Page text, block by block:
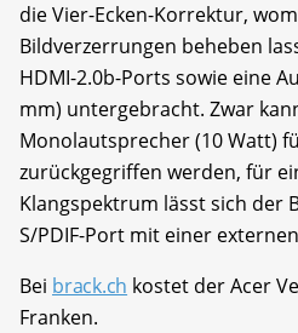
die Vier-Ecken-Korrektur,
Bildverzerrungen beheben
HDMI-2.0b-Ports sowie eine
mm) untergebracht. Zwar
Monolautsprecher (10 Watt)
zurückgegriffen werden, für
Klangspektrum lässt sich der
S/PDIF-Port mit einer
Bei brack.ch kostet der Acer
Franken.